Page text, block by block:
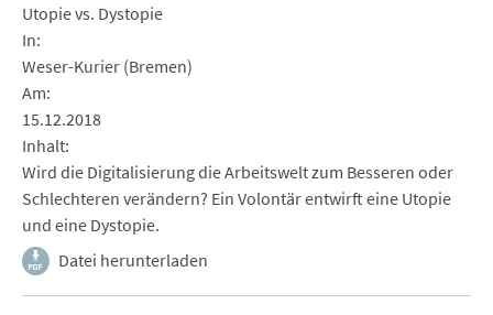
Utopie vs. Dystopie
In
Weser-Kurier (Bremen)
Am
15.12.2018
Inhalt
Wird die Digitalisierung die Arbeitswelt zum Besseren oder
Schlechteren verändern? Ein Volontär entwirft eine Utopie
und eine Dystopie.
Datei herunterladen